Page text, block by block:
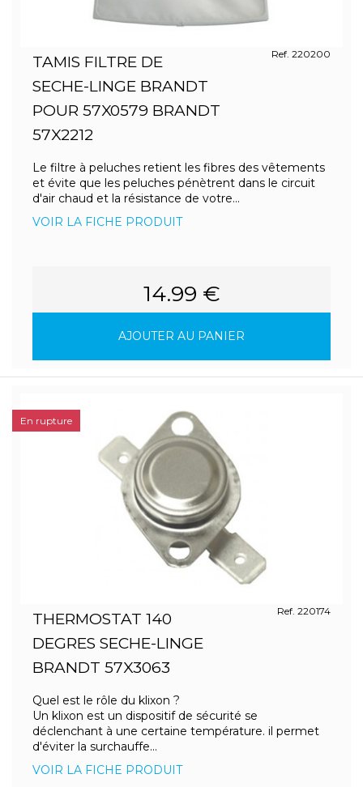
TAMIS FILTRE DE
SECHE-LINGE BRANDT
POUR 57X0579 BRANDT
57X2212
Ref. 220200
Le filtre à peluches retient les fibres des vêtements
et évite que les peluches pénètrent dans le circuit
d'air chaud et la résistance de votre...
VOIR LA FICHE PRODUIT
14.99 €
AJOUTER AU PANIER
THERMOSTAT 140
DEGRES SECHE-LINGE
BRANDT 57X3063
Ref. 220174
Quel est le rôle du klixon ?
Un klixon est un dispositif de sécurité se
déclenchant à une certaine température. il permet
d'éviter la surchauffe...
VOIR LA FICHE PRODUIT
En rupture